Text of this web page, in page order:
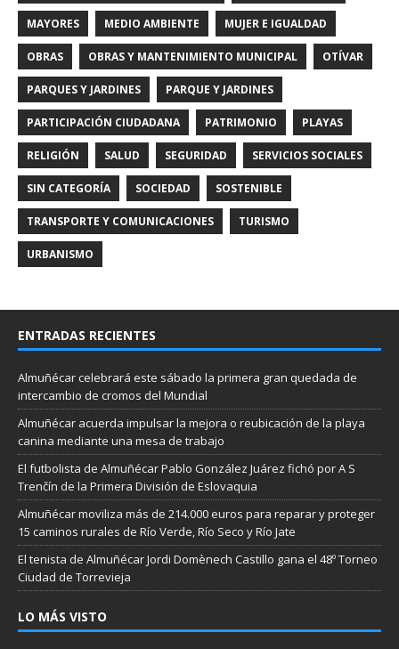
MAYORES MEDIO AMBIENTE MUJER E IGUALDAD
OBRAS OBRAS Y MANTENIMIENTO MUNICIPAL OTÍVAR
PARQUES Y JARDINES PARQUE Y JARDINES
PARTICIPACIÓN CIUDADANA PATRIMONIO PLAYAS
RELIGIÓN SALUD SEGURIDAD SERVICIOS SOCIALES
SIN CATEGORÍA SOCIEDAD SOSTENIBLE
TRANSPORTE Y COMUNICACIONES TURISMO
URBANISMO
ENTRADAS RECIENTES
Almuñécar celebrará este sábado la primera gran quedada de
intercambio de cromos del Mundial
Almuñécar acuerda impulsar la mejora o reubicación de la playa
canina mediante una mesa de trabajo
El futbolista de Almuñécar Pablo González Juárez fichó por A S
Trenčín de la Primera División de Eslovaquia
Almuñécar moviliza más de 214.000 euros para reparar y proteger
15 caminos rurales de Río Verde, Río Seco y Río Jate
El tenista de Almuñécar Jordi Domènech Castillo gana el 48º Torneo
Ciudad de Torrevieja
LO MÁS VISTO